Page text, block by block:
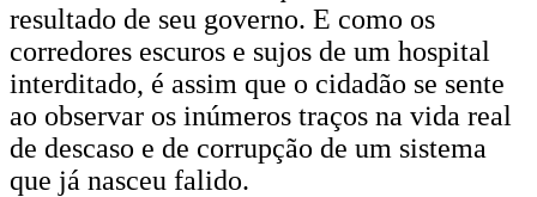
resultado de seu governo. E como os
corredores escuros e sujos de um hospital
interditado, é assim que o cidadão se sente
ao observar os inúmeros traços na vida real
de descaso e de corrupção de um sistema
que já nasceu falido.